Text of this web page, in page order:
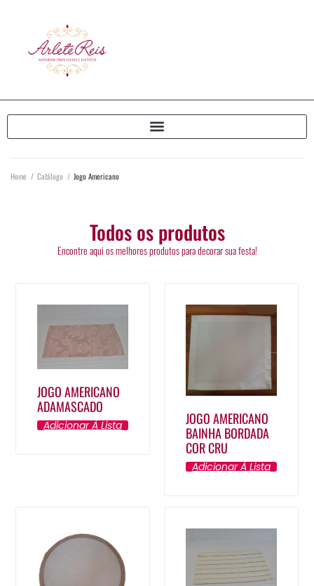
Home / Catálogo / Jogo Americano
Todos os produtos
Encontre aqui os melhores produtos para decorar sua festa!
JOGO AMERICANO
ADAMASCADO
Adicionar À Lista
JOGO AMERICANO
BAINHA BORDADA
COR CRU
Adicionar À Lista